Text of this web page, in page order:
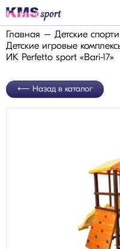
Главная
Детские
Детские игровые
ИК Perfetto sport «Bari-17»
Назад в каталог